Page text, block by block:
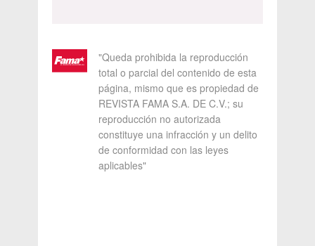
"Queda prohibida la reproducción
total o parcial del contenido de esta
página, mismo que es propiedad de
REVISTA FAMA S.A. DE C.V.; su
reproducción no autorizada
constituye una infracción y un delito
de conformidad con las leyes
aplicables"